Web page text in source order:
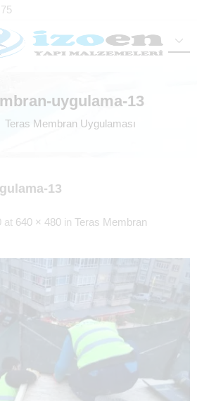
uygulama-13
Teras Membran Uygulaması
13
at 640 × 480 in Teras Membran